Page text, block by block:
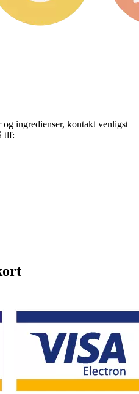
ingredienser, kontakt venligst
tlf: